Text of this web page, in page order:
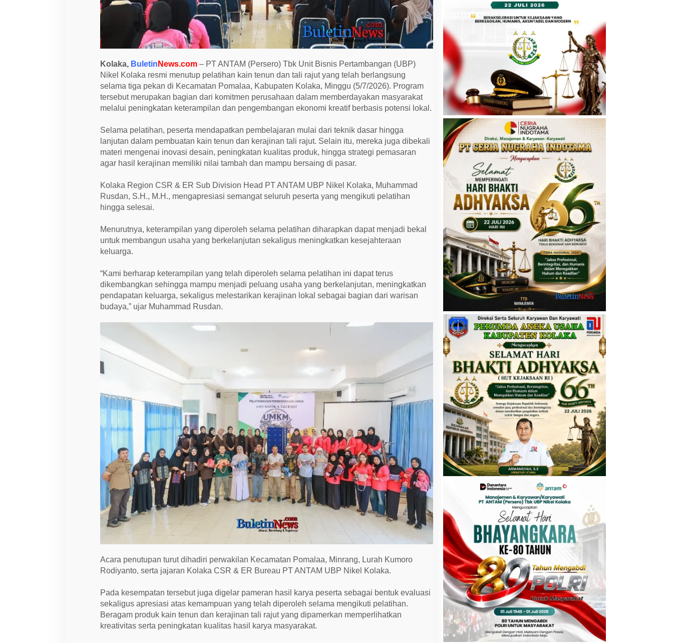
w
a
e
l
i
h
n
T
e
n
n
d
a
n
T
a
R
a
u
Kolaka, Buletin News.com – PT ANTAM (Persero) Tbk Unit Bisnis Pertambangan (UBP)
Nikel Kolaka resmi menutup pelatihan kain tenun dan tali rajut yang telah berlangsung
selama tiga pekan di Kecamatan Pomalaa, Kabupaten Kolaka, Minggu (5/7/2026). Program
tersebut merupakan bagian dari komitmen perusahaan dalam memberdayakan masyarakat
melalui peningkatan keterampilan dan pengembangan ekonomi kreatif berbasis potensi lokal.
Selama pelatihan, peserta mendapatkan pembelajaran mulai dari teknik dasar hingga
lanjutan dalam pembuatan kain tenun dan kerajinan tali rajut. Selain itu, mereka juga dibekali
materi mengenai inovasi desain, peningkatan kualitas produk, hingga strategi pemasaran
agar hasil kerajinan memiliki nilai tambah dan mampu bersaing di pasar.
Kolaka Region CSR & ER Sub Division Head PT ANTAM UBP Nikel Kolaka, Muhammad
Rusdan, S.H., M.H., mengapresiasi semangat seluruh peserta yang mengikuti pelatihan
hingga selesai.
Menurutnya, keterampilan yang diperoleh selama pelatihan diharapkan dapat menjadi bekal
untuk membangun usaha yang berkelanjutan sekaligus meningkatkan kesejahteraan
keluarga.
“Kami berharap keterampilan yang telah diperoleh selama pelatihan ini dapat terus
dikembangkan sehingga mampu menjadi peluang usaha yang berkelanjutan, meningkatkan
pendapatan keluarga, sekaligus melestarikan kerajinan lokal sebagai bagian dari warisan
budaya,” ujar Muhammad Rusdan.
Acara penutupan turut dihadiri perwakilan Kecamatan Pomalaa, Minrang, Lurah Kumoro
Rodiyanto, serta jajaran Kolaka CSR & ER Bureau PT ANTAM UBP Nikel Kolaka.
Pada kesempatan tersebut juga digelar pameran hasil karya peserta sebagai bentuk evaluasi
sekaligus apresiasi atas kemampuan yang telah diperoleh selama mengikuti pelatihan.
Beragam produk kain tenun dan kerajinan tali rajut yang dipamerkan memperlihatkan
kreativitas serta peningkatan kualitas hasil karya masyarakat.